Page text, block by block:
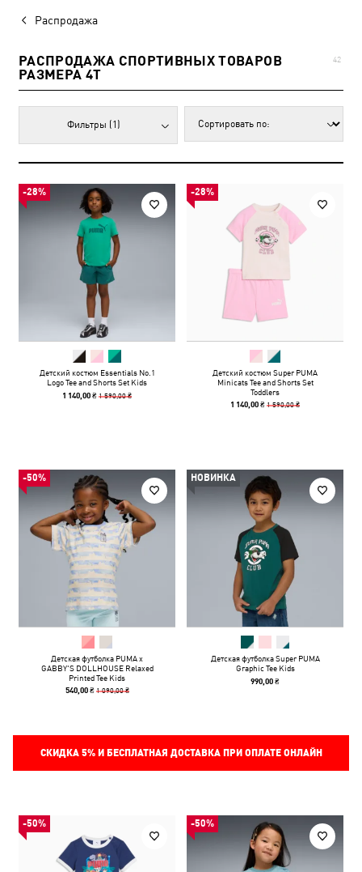
Распродажа
РАСПРОДАЖА СПОРТИВНЫХ ТОВАРОВ
РАЗМЕРА 4T
42
Фильтры (1)
-28%
Детский костюм Essentials No.1
Logo Tee and Shorts Set Kids
1 140,00 ₴1 590,00 ₴
-28%
Детский костюм Super PUMA
Minicats Tee and Shorts Set
Toddlers
1 140,00 ₴1 590,00 ₴
-50%
Детская футболка PUMA x
GABBY'S DOLLHOUSE Relaxed
Printed Tee Kids
540,00 ₴ 1 090,00 ₴
НОВИНКА
Детская футболка Super PUMA
Graphic Tee Kids
990,00 ₴
СКИДКА 5%И БЕСПЛАТНАЯ ДОСТАВКА ПРИ ОПЛАТЕ ОНЛАЙН
-50% -50%